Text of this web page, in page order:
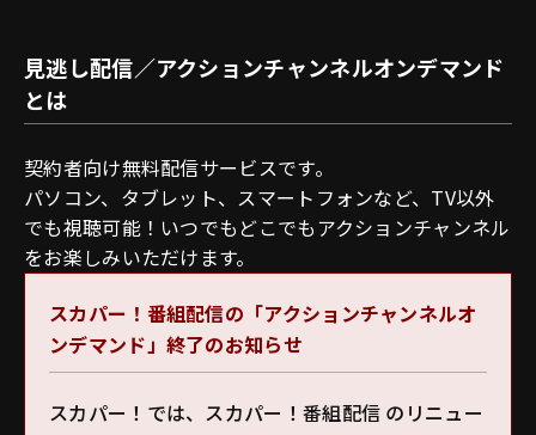
見逃し配信／アクションチャンネルオンデマンド
とは
契約者向け無料配信サービスです。
パソコン、タブレット、スマートフォンなど、TV以外
でも視聴可能！いつでもどこでもアクションチャンネル
をお楽しみいただけます。
スカパー！番組配信の「アクションチャンネルオ
ンデマンド」終了のお知らせ
スカパー！では、スカパー！番組配信 のリニュー